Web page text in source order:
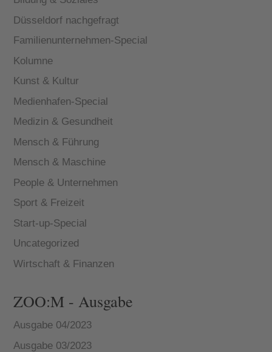
Düsseldorf nachgefragt
Familienunternehmen-Special
Kolumne
Kunst & Kultur
Medienhafen-Special
Medizin & Gesundheit
Mensch & Führung
Mensch & Maschine
People & Unternehmen
Sport & Freizeit
Start-up-Special
Uncategorized
Wirtschaft & Finanzen
ZOO:M - Ausgabe
Ausgabe 04/2023
Ausgabe 03/2023